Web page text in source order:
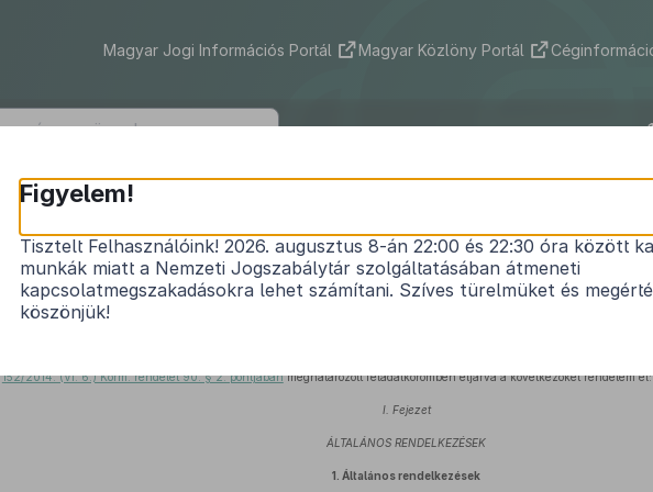
Magyar Jogi Információs Portál Magyar Közlöny Portál
50/2017. (XII. 29.) NGM rendelet
a fejezeti kezelésű előirányzatok kezeléséről és
Hatályos: 2018. 02. 07. – 2018. 10. 19.
152/2014. (VI. 6.) Korm. rendelet 90. § 2. pontjábanmeghatározott feladatkörömben eljárva a következőket rendelem el:
I. Fejezet
ÁLTALÁNOS RENDELKEZÉSEK
1. Általános rendelkezések
Figyelem!
Tisztelt Felhasználóink! 2026. augusztus 8-án 22:00 és 22:30 óra között
munkák miatt a Nemzeti Jogszabálytár szolgáltatásában átmeneti
kapcsolatmegszakadásokra lehet számítani. Szíves türelmüket és
köszönjük!